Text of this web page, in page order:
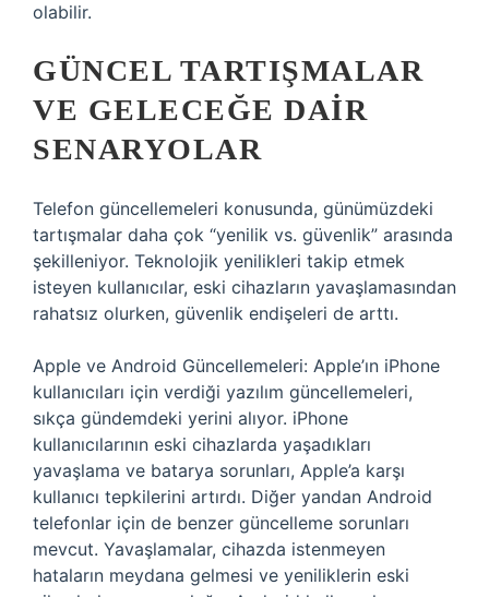
olabilir.
GÜNCEL TARTIŞMALAR
VE GELECEĞE DAIR
SENARYOLAR
Telefon güncellemeleri konusunda, günümüzdeki
tartışmalar daha çok “yenilik vs. güvenlik” arasında
şekilleniyor. Teknolojik yenilikleri takip etmek
isteyen kullanıcılar, eski cihazların yavaşlamasından
rahatsız olurken, güvenlik endişeleri de arttı.
Apple ve Android Güncellemeleri: Apple’ın iPhone
kullanıcıları için verdiği yazılım güncellemeleri,
sıkça gündemdeki yerini alıyor. iPhone
kullanıcılarının eski cihazlarda yaşadıkları
yavaşlama ve batarya sorunları, Apple’a karşı
kullanıcı tepkilerini artırdı. Diğer yandan Android
telefonlar için de benzer güncelleme sorunları
mevcut. Yavaşlamalar, cihazda istenmeyen
hataların meydana gelmesi ve yeniliklerin eski